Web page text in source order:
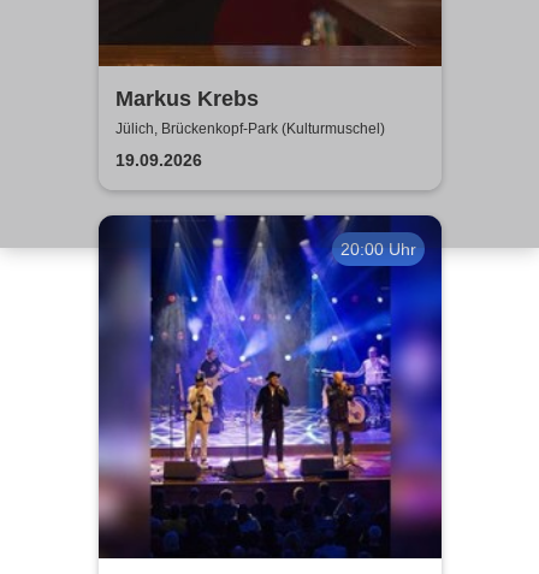
Markus Krebs
Jülich, Brückenkopf-Park (Kulturmuschel)
19.09.2026
20:00 Uhr